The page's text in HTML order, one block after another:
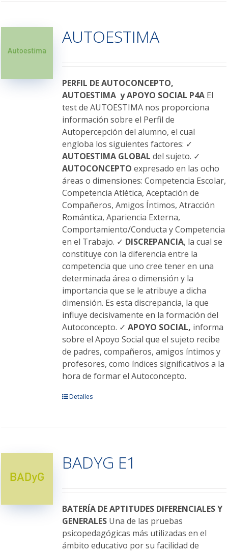
Las
opciones
elegir
en
la
página
de
producto
AUTOESTIMA
PERFIL DE AUTOCONCEPTO,
AUTOESTIMA y APOYO SOCIAL P4AEl
test de AUTOESTIMA nos proporciona
información sobre el Perfil de
Autopercepción del alumno, el cual
engloba los siguientes factores: ✓
AUTOESTIMA GLOBAL del sujeto. ✓
AUTOCONCEPTO expresado en las ocho
áreas o dimensiones: Competencia Escolar,
Competencia Atlética, Aceptación de
Compañeros, Amigos Íntimos, Atracción
Romántica, Apariencia Externa,
Comportamiento/Conducta y Competencia
en el Trabajo. ✓ DISCREPANCIA, la cual se
constituye con la diferencia entre la
competencia que uno cree tener en una
determinada área o dimensión y la
importancia que se le atribuye a dicha
dimensión. Es esta discrepancia, la que
influye decisivamente en la formación del
Autoconcepto. ✓ APOYO SOCIAL, informa
sobre el Apoyo Social que el sujeto recibe
de padres, compañeros, amigos íntimos y
profesores, como índices significativos a la
hora de formar el Autoconcepto.
Este
Las
opciones
elegir
en
la
página
Detalles
BADYG E1
BATERÍA DE APTITUDES DIFERENCIALES Y
GENERALESUna de las pruebas
psicopedagógicas más utilizadas en el
ámbito educativo por su facilidad de